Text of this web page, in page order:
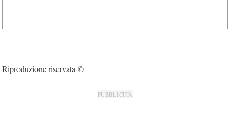
Riproduzione riservata ©
PUBBLICITÀ